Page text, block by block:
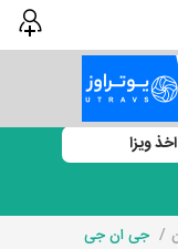
اخذ ویزا
جی ان جی